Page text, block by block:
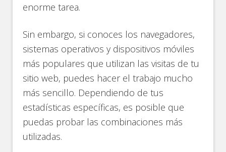
enorme tarea.
Sin embargo, si conoces los navegadores,
sistemas operativos y dispositivos móviles
más populares que utilizan las visitas de tu
sitio web, puedes hacer el trabajo mucho
más sencillo. Dependiendo de tus
estadísticas específicas, es posible que
puedas probar las combinaciones más
utilizadas.